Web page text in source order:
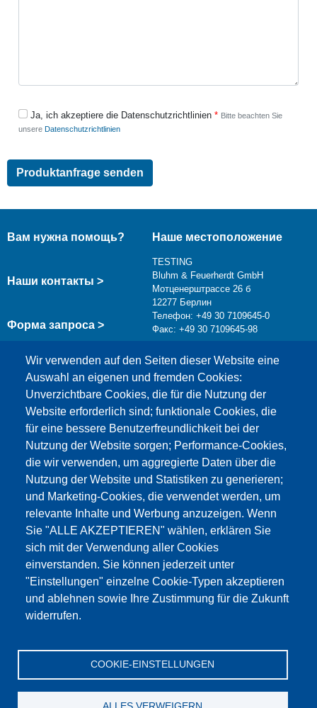
Ja, ich akzeptiere die Datenschutzrichtlinien
Bitte beachten Sie
unsere Datenschutzrichtlinien
Wir verwenden auf den Seiten dieser Website eine
Auswahl an eigenen und fremden Cookies:
Unverzichtbare Cookies, die für die Nutzung der
Website erforderlich sind; funktionale Cookies, die
für eine bessere Benutzerfreundlichkeit bei der
Nutzung der Website sorgen; Performance-Cookies,
die wir verwenden, um aggregierte Daten über die
Nutzung der Website und Statistiken zu generieren;
und Marketing-Cookies, die verwendet werden, um
relevante Inhalte und Werbung anzuzeigen. Wenn
Sie "ALLE AKZEPTIEREN" wählen, erklären Sie
sich mit der Verwendung aller Cookies
einverstanden. Sie können jederzeit unter
"Einstellungen" einzelne Cookie-Typen akzeptieren
und ablehnen sowie Ihre Zustimmung für die Zukunft
widerrufen.
COOKIE-EINSTELLUNGEN
ALLES VERWEIGERN
Вам нужна помощь?
Наши контакты >
Форма запроса >
Наше местоположение
TESTING
Bluhm & Feuerherdt GmbH
Мотценерштрассе 26 б
12277 Берлин
Телефон: +49 30 7109645-0
Факс: +49 30 7109645-98
info@testing.de
Этот материал заблокирован, потому что
файлы cookie Google Maps не были приняты.
НЕОБХОДИМО ПРИНЯТЬ ТОЛЬКО
ФАЙЛЫ COOKIE GOOGLE MAPS.
Alle Cookies akzeptieren